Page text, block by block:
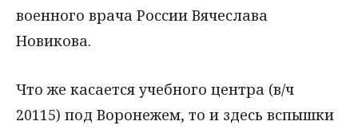
военного врача России Вячеслава
Новикова.
Что же касается учебного центра (в/ч
20115) под Воронежем, то и здесь вспышки